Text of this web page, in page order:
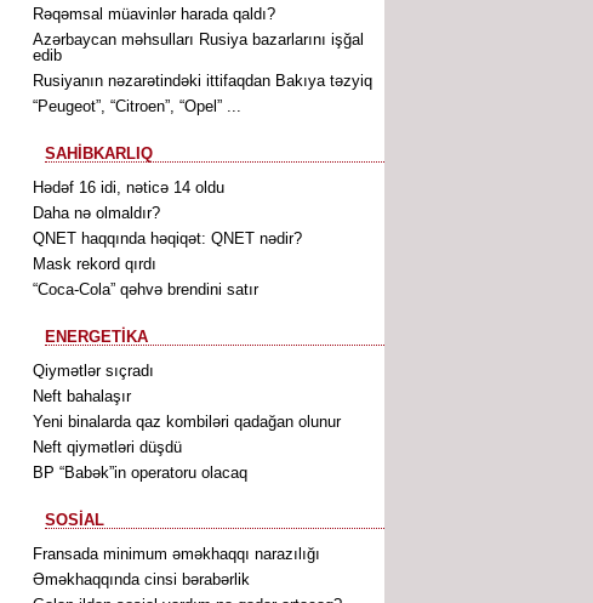
Rəqəmsal müavinlər harada qaldı?
Azərbaycan məhsulları Rusiya bazarlarını işğal
edib
Rusiyanın nəzarətindəki ittifaqdan Bakıya təzyiq
“Peugeot”, “Citroen”, “Opel” ...
SAHİBKARLIQ
Hədəf 16 idi, nəticə 14 oldu
Daha nə olmaldır?
QNET haqqında həqiqət: QNET nədir?
Mask rekord qırdı
“Coca-Cola” qəhvə brendini satır
ENERGETİKA
Qiymətlər sıçradı
Neft bahalaşır
Yeni binalarda qaz kombiləri qadağan olunur
Neft qiymətləri düşdü
BP “Babək”in operatoru olacaq
SOSİAL
Fransada minimum əməkhaqqı narazılığı
Əməkhaqqında cinsi bərabərlik